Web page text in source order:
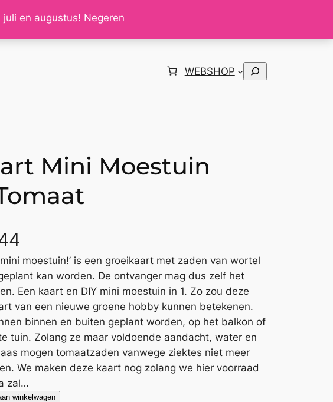
en augustus! Negeren
WEBSHOP
Zoeken
Mini Moestuin
moestuin!’ is een groeikaart met zaden van wortel
kan worden. De ontvanger mag dus zelf het
Een kaart en DIY mini moestuin in 1. Zo zou deze
van een nieuwe groene hobby kunnen betekenen.
binnen en buiten geplant worden, op het balkon of
tuin. Zolang ze maar voldoende aandacht, water en
mogen tomaatzaden vanwege ziektes niet meer
We maken deze kaart nog zolang we hier voorraad
zal…
winkelwagen